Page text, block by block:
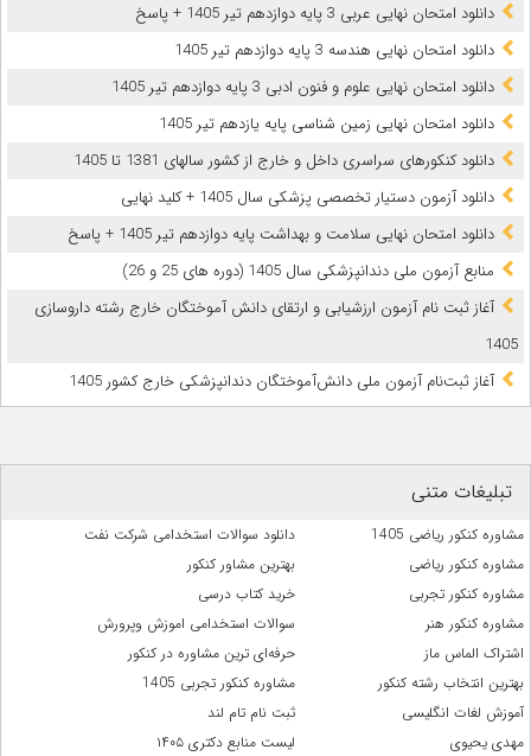
دانلود امتحان نهایی عربی 3 پایه دوازدهم تیر 1405 + پاسخ
دانلود امتحان نهایی هندسه 3 پایه دوازدهم تیر 1405
دانلود امتحان نهایی علوم و فنون ادبی 3 پایه دوازدهم تیر 1405
دانلود امتحان نهایی زمین شناسی پایه یازدهم تیر 1405
دانلود کنکورهای سراسری داخل و خارج از کشور سالهای 1381 تا 1405
دانلود آزمون دستیار تخصصی پزشکی سال 1405 + کلید نهایی
دانلود امتحان نهایی سلامت و بهداشت پایه دوازدهم تیر 1405 + پاسخ
ﻣﻨﺎﺑﻊ آزﻣﻮن ﻣﻠﯽ دندانپزشکی سال 1405 (دوره های 25 و 26)
آغاز ثبت نام آزمون‌ ارزشیابی و ارتقای دانش آموختگان خارج رشته داروسازی
1405
آغاز ثبت‌نام آزمون ملی دانش‌آموختگان دندانپزشکی خارج کشور 1405
تبلیغات متنی
مشاوره کنکور ریاضی 1405
دانلود سوالات استخدامی شرکت نفت
مشاوره کنکور ریاضی
بهترین مشاور کنکور
مشاوره کنکور تجربی
خرید کتاب درسی
مشاوره کنکور هنر
سوالات استخدامی اموزش وپرورش
اشتراک الماس ماز
حرفه‌ای ترین مشاوره در کنکور
بهترین انتخاب رشته کنکور
مشاوره کنکور تجربی 1405
آموزش لغات انگلیسی
ثبت نام تام لند
مهدی یحیوی
لیست منابع دکتری ۱۴۰۵